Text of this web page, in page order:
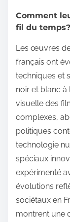
Comment
fil du temps?
Les œuvres
français ont
techniques et
noir et blanc à
visuelle des
complexes,
politiques
technologie
spéciaux
expérimenté
évolutions
sociétaux en
montrent une